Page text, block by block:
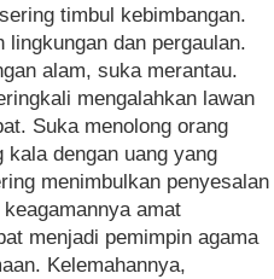
timbul kebimbangan.
lingkungan dan pergaulan.
alam, suka merantau.
mengalahkan lawan
Suka menolong orang
dengan uang yang
menimbulkan penyesalan
amat
menjadi pemimpin agama
Kelemahannya,